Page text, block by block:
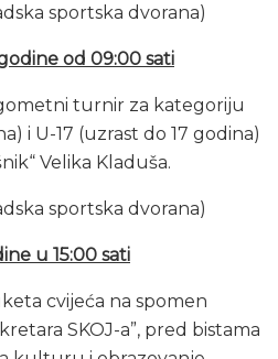
sportska dvorana)
godine od 09:00 sati
turnir za kategoriju
i U-17 (uzrast do 17 godina)
Velika Kladuša.
sportska dvorana)
u 15:00 sati
cvijeća na spomen
SKOJ-a”, pred bistama